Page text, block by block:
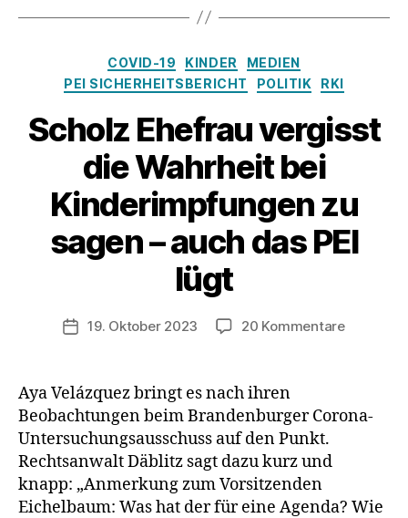
Kategorien
COVID-19 KINDER
MEDIEN
PEI SICHERHEITSBERICHT
POLITIK RKI
Scholz Ehefrau vergisst
die Wahrheit bei
Kinderimpfungen zu
sagen – auch das PEI
lügt
Veröffentlichungsdatum
19. Oktober 2023 20 Kommentarezu
Wahrheit
sagen
Aya Velázquez bringt es nach ihren
Beobachtungen beim Brandenburger Corona-
Untersuchungsausschuss auf den Punkt.
Rechtsanwalt Däblitz sagt dazu kurz und
knapp: „Anmerkung zum Vorsitzenden
Eichelbaum: Was hat der für eine Agenda? Wie